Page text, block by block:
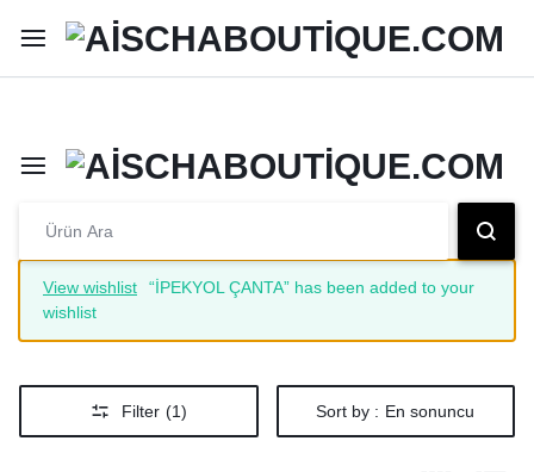
Peşin Fiyatına 3 Taksit İmkanı Şimdi Alışveriş Yap
View wishlist
“İPEKYOL ÇANTA” has been added to your
wishlist
Filter (1) Sort by : En sonuncu